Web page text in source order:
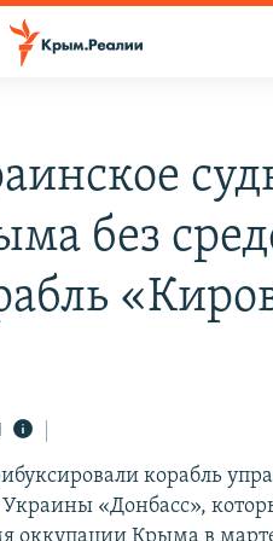
без
корабль
«Донбасс»,